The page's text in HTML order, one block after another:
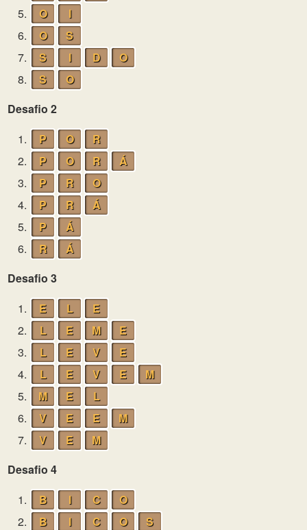
5.
O
I
6.
O
S
7.
S I D
O
8.
S
O
Desafio 2
1.
P O
R
2.
P O R
Á
3.
P R
O
4.
P R
Á
5.
P
Á
6.
R
Á
Desafio 3
1.
E L
E
2.
L E M
E
3.
L E V
E
4.
L E V E
M
5.
M E
L
6.
V E E
M
7.
V E
M
Desafio 4
1.
B I C
O
2.
B I C O
S